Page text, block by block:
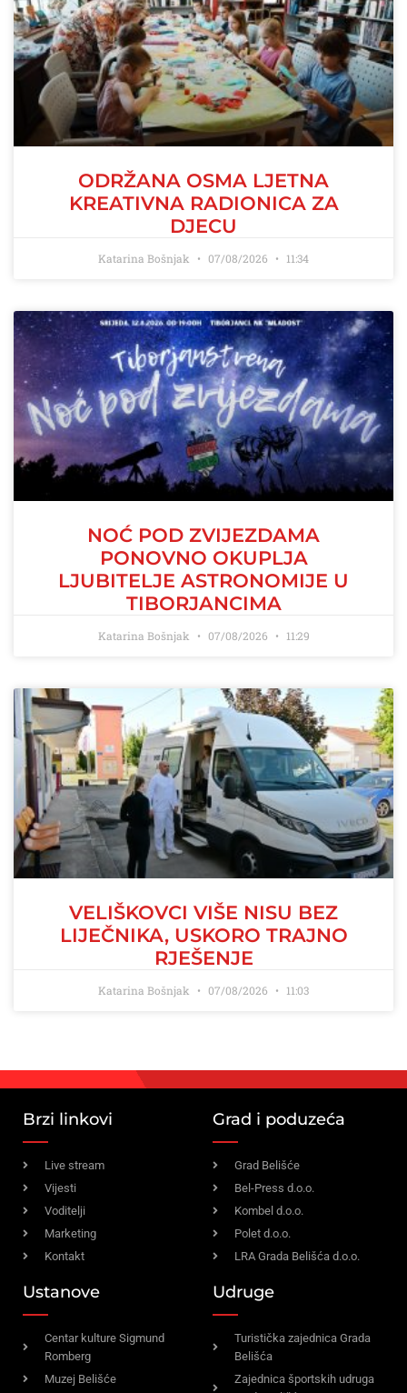
ODRŽANA OSMA LJETNA
KREATIVNA RADIONICA ZA
DJECU
Katarina Bošnjak 07/08/2026 11:34
NOĆ POD ZVIJEZDAMA
PONOVNO OKUPLJA
LJUBITELJE ASTRONOMIJE U
TIBORJANCIMA
Katarina Bošnjak 07/08/2026 11:29
VELIŠKOVCI VIŠE NISU BEZ
LIJEČNIKA, USKORO TRAJNO
RJEŠENJE
Katarina Bošnjak 07/08/2026 11:03
Brzi linkovi
Live stream
Vijesti
Voditelji
Marketing
Kontakt
Grad i poduzeća
Grad Belišće
Bel-Press d.o.o.
Kombel d.o.o.
Polet d.o.o.
LRA Grada Belišća d.o.o.
Ustanove
Centar kulture Sigmund
Romberg
Muzej Belišće
Udruge
Turistička zajednica Grada
Belišća
Zajednica športskih udruga